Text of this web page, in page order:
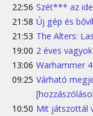
22:56 Szét*** az
21:58 Új gép és
21:53 The Alters:
19:00 2 éves
13:06 Warhammer
09:25 Várható
10:50 Mit játszottál